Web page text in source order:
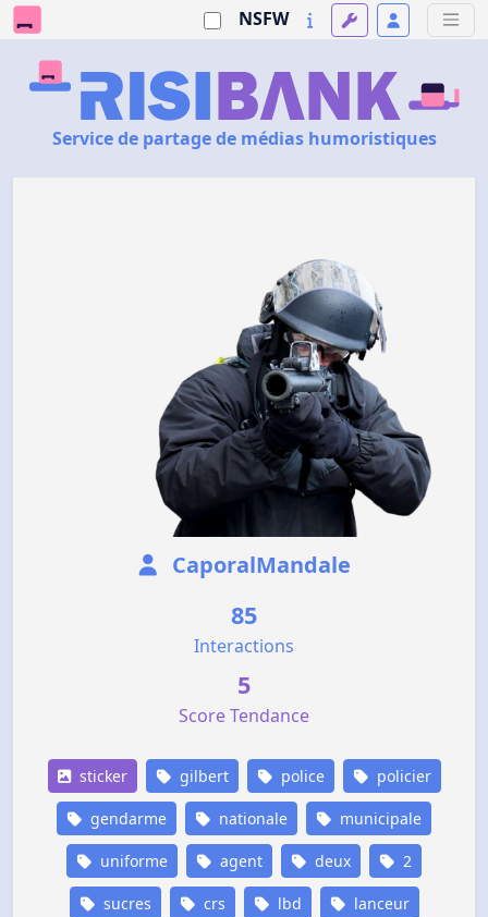
NSFW
Service de partage de médias humoristiques
CaporalMandale
85
Interactions
5
Score Tendance
sticker gilbert police policier
gendarme nationale municipale
uniforme agent deux 2
sucres crs lbd lanceur